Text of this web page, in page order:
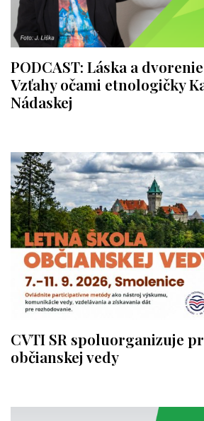
PODCAST: Láska a
Vzťahy očami etnologičky
Nádaskej
CVTI SR spoluorganizuje
občianskej vedy